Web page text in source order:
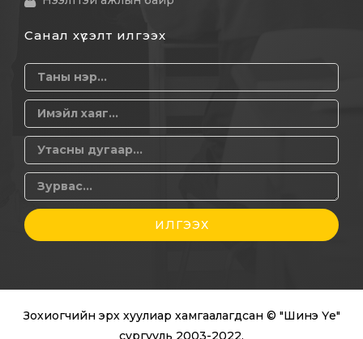
Санал хүсэлт илгээх
ИЛГЭЭХ
Зохиогчийн эрх хуулиар хамгаалагдсан © "Шинэ Үе"
сургууль 2003-2022.